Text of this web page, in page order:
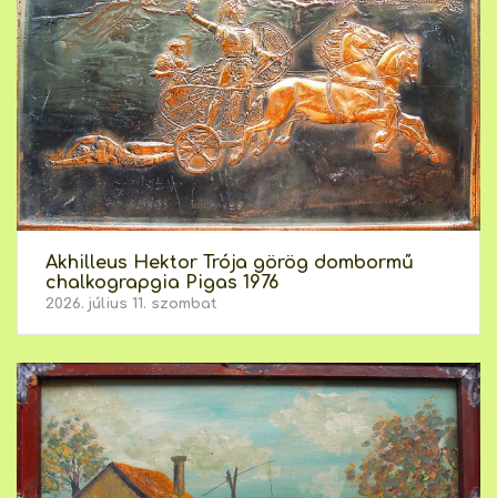
Akhilleus Hektor Trója görög dombormű
chalkograpgia Pigas 1976
2026. július 11. szombat